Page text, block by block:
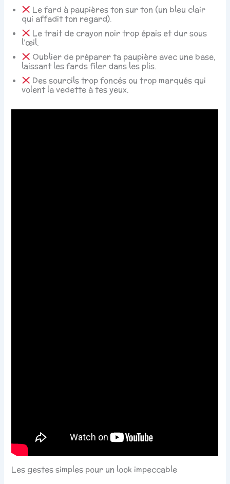
Le fard à paupières ton sur ton (un bleu clair
qui affadit ton regard).
Le trait de crayon noir trop épais et dur sous
l’œil.
Oublier de préparer ta paupière avec une base,
laissant les fards filer dans les plis.
Des sourcils trop foncés ou trop marqués qui
volent la vedette à tes yeux.
Les gestes simples pour un look impeccable